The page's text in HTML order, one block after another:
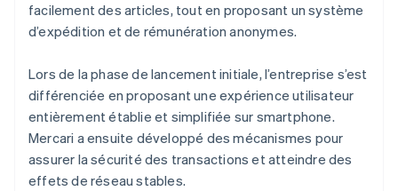
facilement des articles, tout en proposant un système
d’expédition et de rémunération anonymes.
Lors de la phase de lancement initiale, l’entreprise s’est
différenciée en proposant une expérience utilisateur
entièrement établie et simplifiée sur smartphone.
Mercari a ensuite développé des mécanismes pour
assurer la sécurité des transactions et atteindre des
effets de réseau stables.